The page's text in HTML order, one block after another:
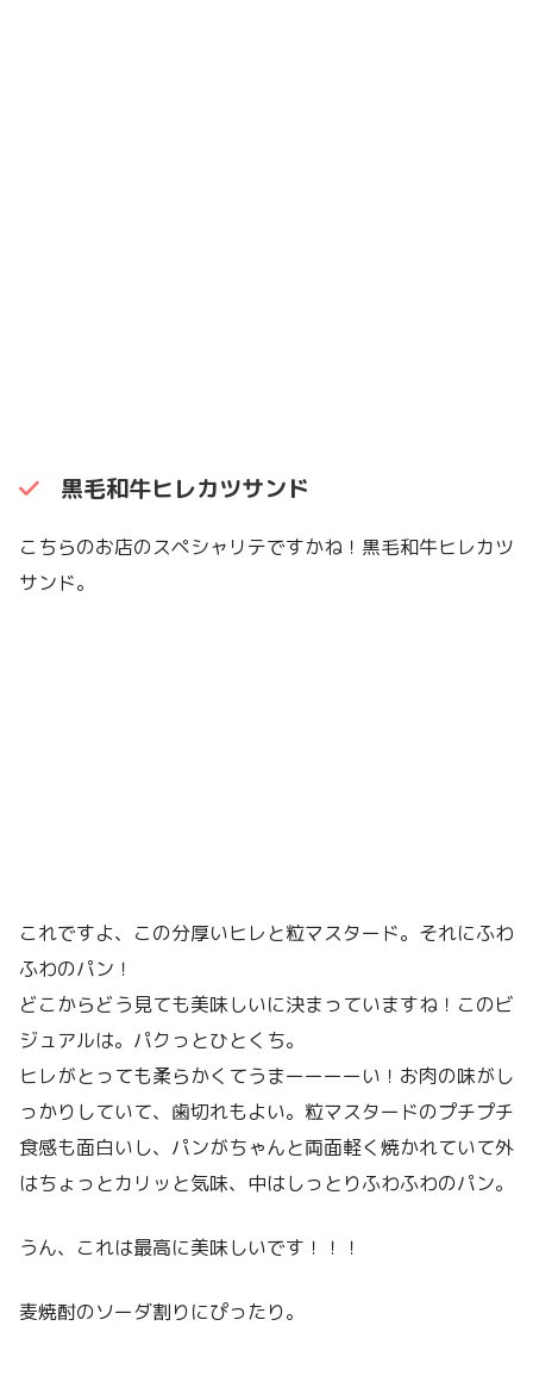
黒毛和牛ヒレカツサンド
こちらのお店のスペシャリテですかね！黒毛和牛ヒレカツ
サンド。
これですよ、この分厚いヒレと粒マスタード。それにふわ
ふわのパン！
どこからどう見ても美味しいに決まっていますね！このビ
ジュアルは。パクっとひとくち。
ヒレがとっても柔らかくてうまーーーーい！お肉の味がし
っかりしていて、歯切れもよい。粒マスタードのプチプチ
食感も面白いし、パンがちゃんと両面軽く焼かれていて外
はちょっとカリッと気味、中はしっとりふわふわのパン。
うん、これは最高に美味しいです！！！
麦焼酎のソーダ割りにぴったり。